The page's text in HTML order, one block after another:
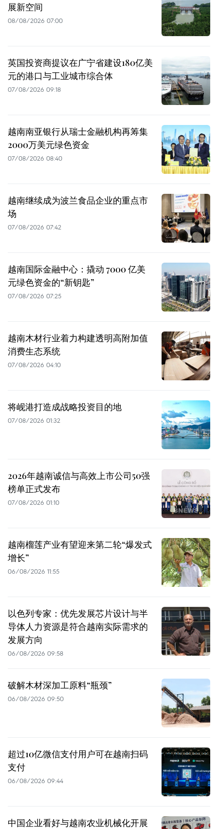
展新空间
08/08/2026 07:00
英国投资商提议在广宁省建设180亿美
元的港口与工业城市综合体
07/08/2026 09:18
越南南亚银行从瑞士金融机构再筹集
2000万美元绿色资金
07/08/2026 08:40
越南继续成为波兰食品企业的重点市
场
07/08/2026 07:42
越南国际金融中心：撬动 7000 亿美
元绿色资金的“新钥匙”
07/08/2026 07:25
越南木材行业着力构建透明高附加值
消费生态系统
07/08/2026 04:10
将岘港打造成战略投资目的地
07/08/2026 01:32
2026年越南诚信与高效上市公司50强
榜单正式发布
07/08/2026 01:10
越南榴莲产业有望迎来第二轮“爆发式
增长”
06/08/2026 11:55
以色列专家：优先发展芯片设计与半
导体人力资源是符合越南实际需求的
发展方向
06/08/2026 09:58
破解木材深加工原料“瓶颈”
06/08/2026 09:50
超过10亿微信支付用户可在越南扫码
支付
06/08/2026 09:44
中国企业看好与越南农业机械化开展